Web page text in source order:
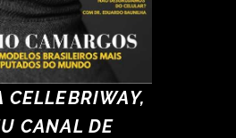
CELLEBRIWAY,
CANAL DE